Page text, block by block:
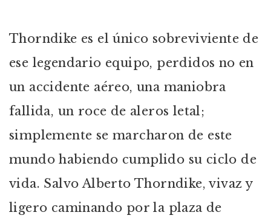
Thorndike es el único sobreviviente de
ese legendario equipo, perdidos no en
un accidente aéreo, una maniobra
fallida, un roce de aleros letal;
simplemente se marcharon de este
mundo habiendo cumplido su ciclo de
vida. Salvo Alberto Thorndike, vivaz y
ligero caminando por la plaza de